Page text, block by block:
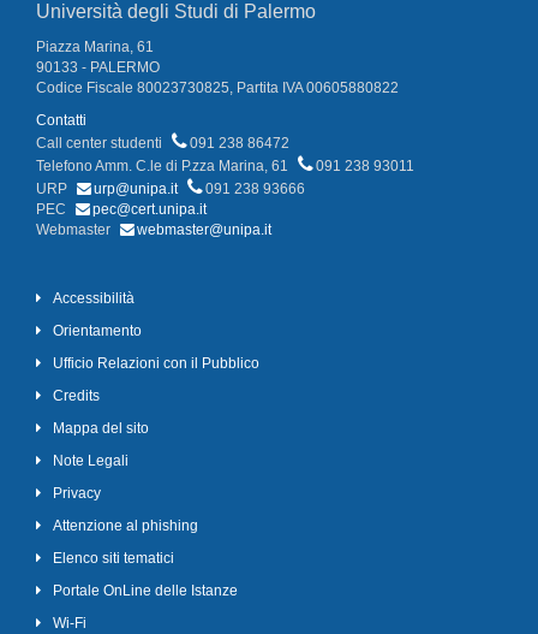
Università degli Studi di Palermo
Piazza Marina, 61
90133 - PALERMO
Codice Fiscale 80023730825, Partita IVA 00605880822
Contatti
Call center studenti
091 238 86472
Telefono Amm. C.le di P.zza Marina, 61
091 238 93011
URP
urp@unipa.it
091 238 93666
PEC
pec@cert.unipa.it
Webmaster
webmaster@unipa.it
Accessibilità
Orientamento
Ufficio Relazioni con il Pubblico
Credits
Mappa del sito
Note Legali
Privacy
Attenzione al phishing
Elenco siti tematici
Portale OnLine delle Istanze
Wi-Fi